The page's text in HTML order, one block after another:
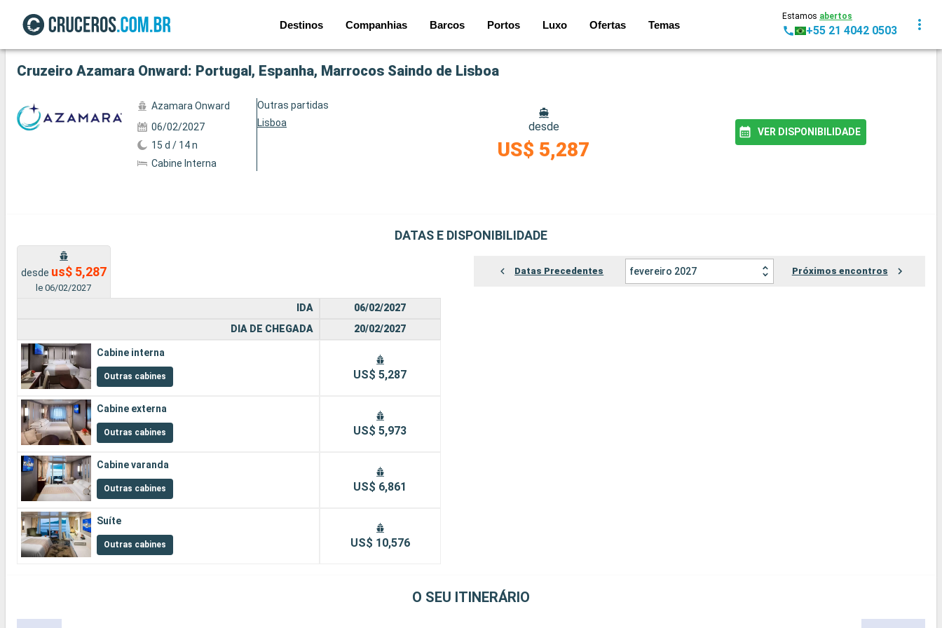
Destinos Companhias Barcos Portos Luxo Ofertas Temas
Estamos abertos
+55 21 4042 0503
Ver a 39 fotos
Cruzeiro Azamara Onward: Portugal, Espanha, Marrocos Saindo de Lisboa
Azamara Onward
06/02/2027
15 d / 14 n
Cabine Interna
Outras partidas
Lisboa
desde
US$ 5,287
VER DISPONIBILIDADE
DATAS E DISPONIBILIDADE
desde us$ 5,287
le 06/02/2027
Datas Precedentes fevereiro 2027 Próximos encontros
IDA
DIA DE CHEGADA
Cabine interna
Outras cabines
Cabine externa
Outras cabines
Cabine varanda
Outras cabines
Suíte
Outras cabines
06/02/2027
20/02/2027
US$ 5,287
US$ 5,973
US$ 6,861
US$ 10,576
O SEU ITINERÁRIO